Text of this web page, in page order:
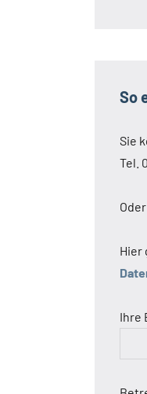
So
Sie
Tel.
Hier
Ihre